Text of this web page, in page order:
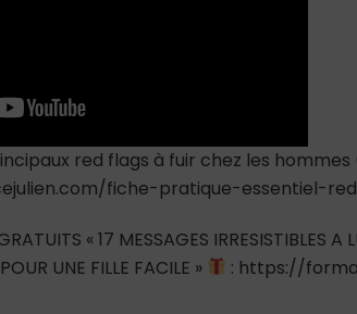
red flags à fuir chez les
fiche-pratique-essentiel-
« 17 MESSAGES IRRESISTIBLES
UNE FILLE FACILE »
: https://